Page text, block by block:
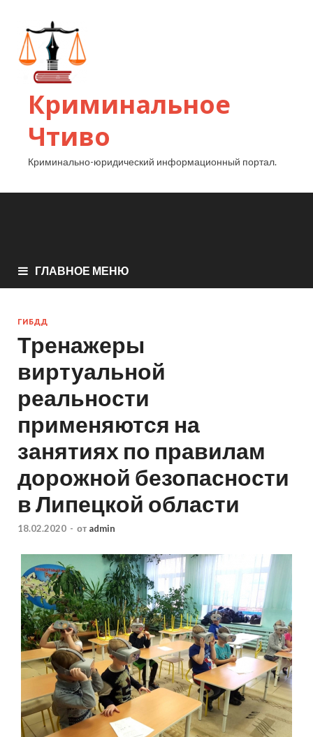
Криминальное
Чтиво
Криминально-юридический информационный портал.
ГЛАВНОЕ МЕНЮ
ГИБДД
Тренажеры
виртуальной
реальности
применяются на
занятиях по правилам
дорожной безопасности
в Липецкой области
18.02.2020 - от admin